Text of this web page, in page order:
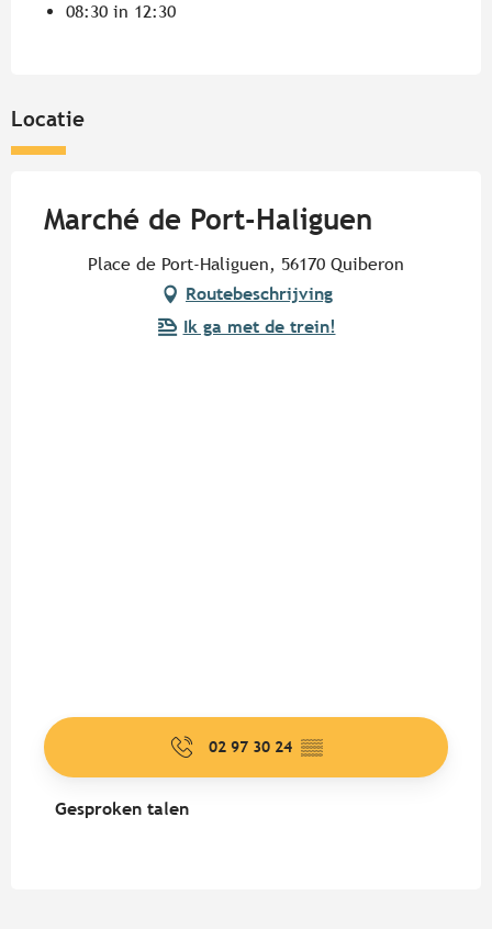
08:30 in 12:30
Locatie
Marché de Port-Haliguen
Place de Port-Haliguen, 56170 Quiberon
Routebeschrijving
Ik ga met de trein!
02 97 30 24 ▒▒
Gesproken talen
Gesproken talen